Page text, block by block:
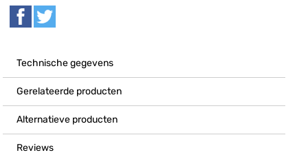
Technische gegevens
Gerelateerde producten
Alternatieve producten
Reviews